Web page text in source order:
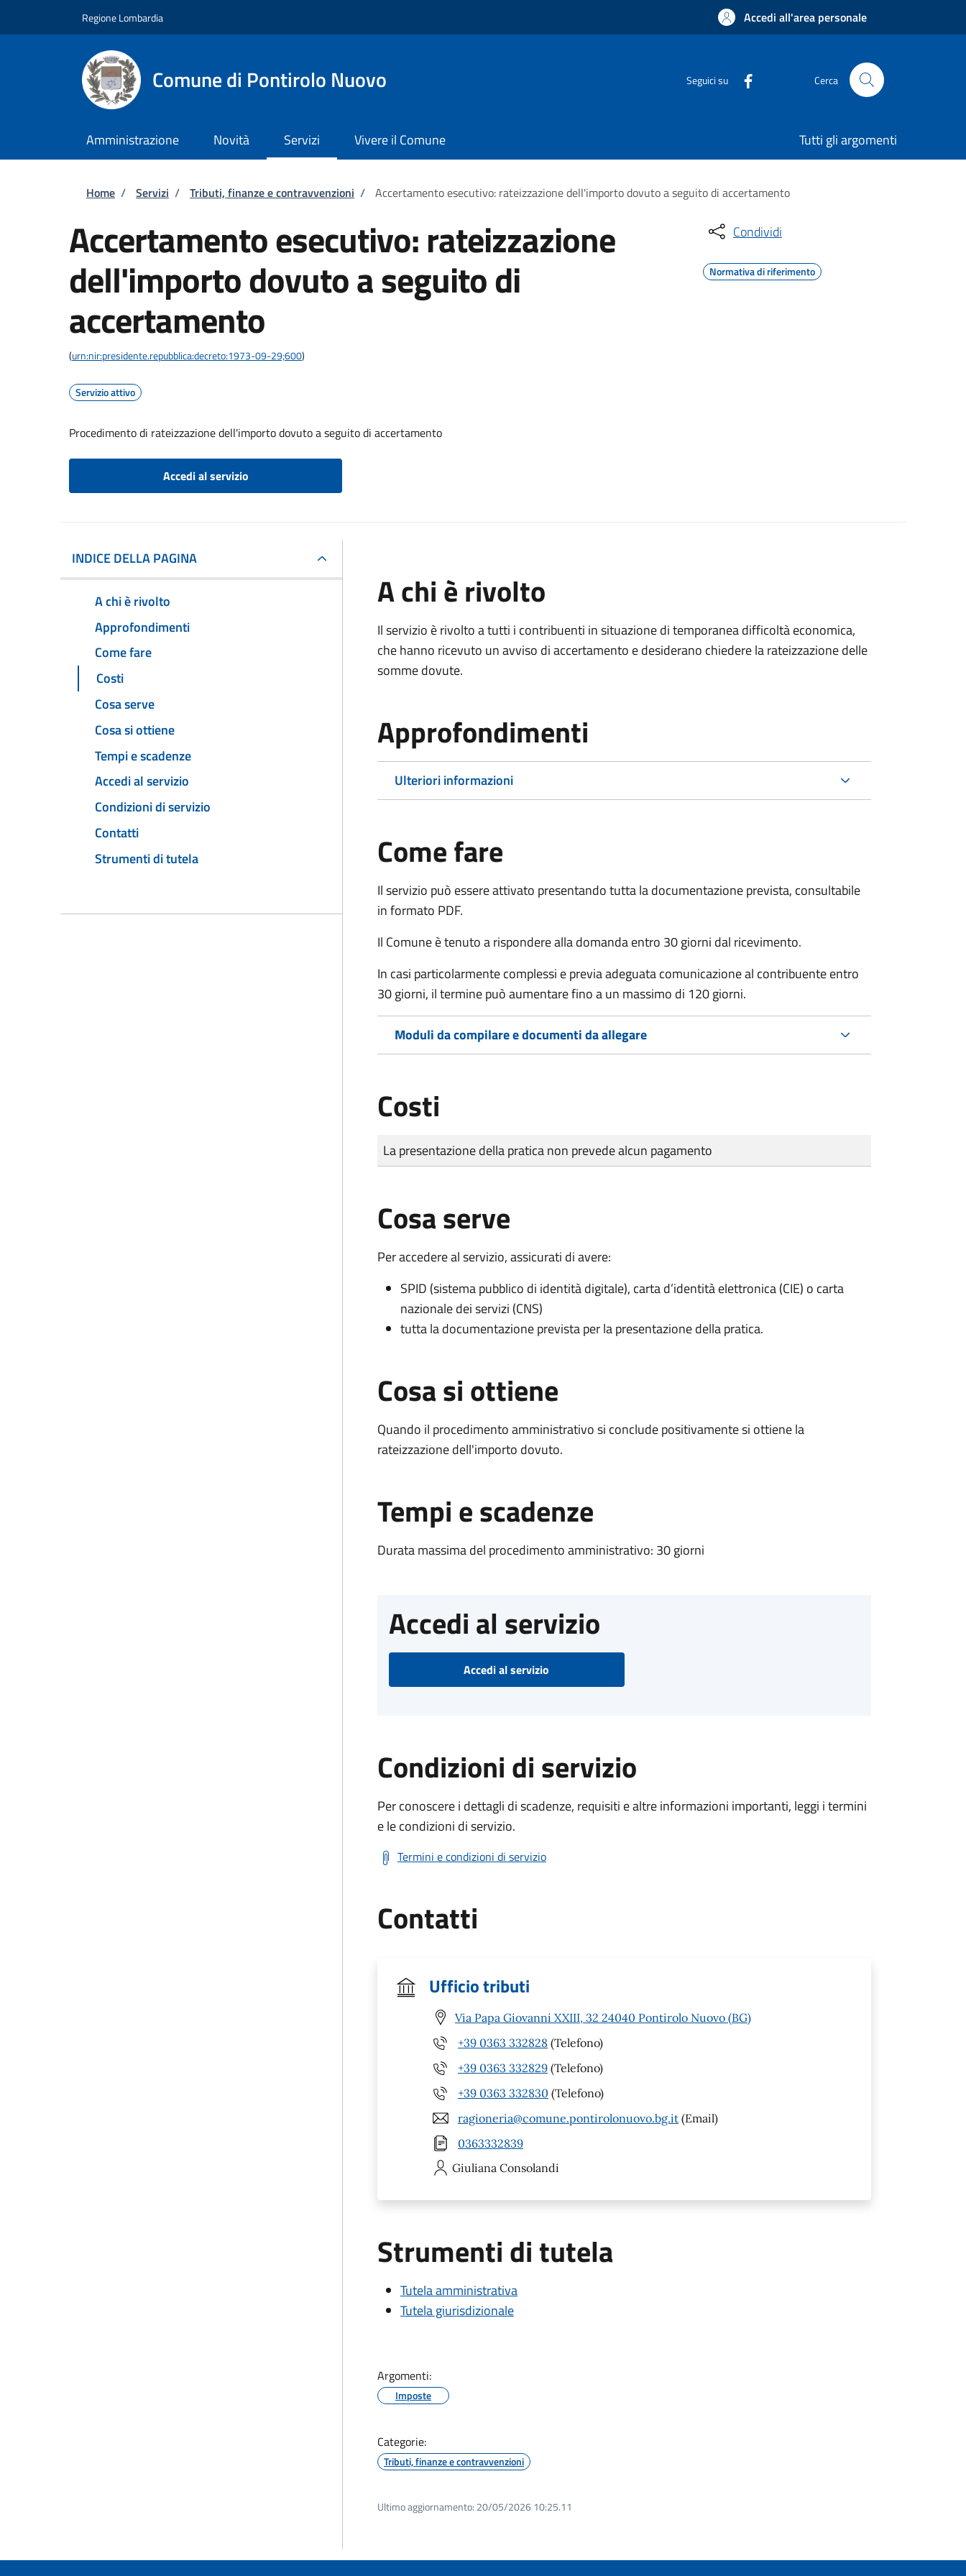
Regione Lombardia Accedi all'area personale
Comune di Pontirolo Nuovo Seguici su Cerca
Amministrazione Novità Servizi Vivere il Comune Tutti gli argomenti
Briciole di pane
Home / Servizi / Tributi, finanze e contravvenzioni / Accertamento esecutivo: rateizzazione dell'importo dovuto a seguito di accertamento
Accertamento esecutivo: rateizzazione
dell'importo dovuto a seguito di
accertamento
(urn:nir:presidente.repubblica:decreto:1973-09-29;600)
Servizio attivo
Procedimento di rateizzazione dell'importo dovuto a seguito di accertamento
Accedi al servizio
Condividi
Normativa di riferimento
INDICE DELLA PAGINA
A chi è rivolto
Approfondimenti
Come fare
Costi
Cosa serve
Cosa si ottiene
Tempi e scadenze
Accedi al servizio
Condizioni di servizio
Contatti
Strumenti di tutela
A chi è rivolto
Il servizio è rivolto a tutti i contribuenti in situazione di temporanea difficoltà economica,
che hanno ricevuto un avviso di accertamento e desiderano chiedere la rateizzazione delle
somme dovute.
Approfondimenti
Ulteriori informazioni
Come fare
Il servizio può essere attivato presentando tutta la documentazione prevista, consultabile
in formato PDF.
Il Comune è tenuto a rispondere alla domanda entro 30 giorni dal ricevimento.
In casi particolarmente complessi e previa adeguata comunicazione al contribuente entro
30 giorni, il termine può aumentare fino a un massimo di 120 giorni.
Moduli da compilare e documenti da allegare
Costi
Tipo di pagamento
Importo
La presentazione della pratica non prevede alcun pagamento
Cosa serve
Per accedere al servizio, assicurati di avere:
SPID (sistema pubblico di identità digitale), carta d’identità elettronica (CIE) o carta
nazionale dei servizi (CNS)
tutta la documentazione prevista per la presentazione della pratica.
Cosa si ottiene
Quando il procedimento amministrativo si conclude positivamente si ottiene la
rateizzazione dell'importo dovuto.
Tempi e scadenze
Durata massima del procedimento amministrativo: 30 giorni
Accedi al servizio
Accedi al servizio
Condizioni di servizio
Per conoscere i dettagli di scadenze, requisiti e altre informazioni importanti, leggi i termini
e le condizioni di servizio.
Termini e condizioni di servizio
Contatti
Ufficio tributi
Via Papa Giovanni XXIII, 32 24040 Pontirolo Nuovo (BG)
+39 0363 332828 (Telefono)
+39 0363 332829 (Telefono)
+39 0363 332830 (Telefono)
ragioneria@comune.pontirolonuovo.bg.it (Email)
0363332839
Giuliana Consolandi
Strumenti di tutela
Tutela amministrativa
Tutela giurisdizionale
Argomenti:
Imposte
Categorie:
Tributi, finanze e contravvenzioni
Ultimo aggiornamento: 20/05/2026 10:25.11